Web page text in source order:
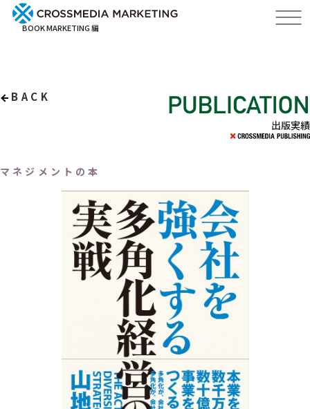
BOOK MARKETING 編
BACK
出版実績
マネジメントの本